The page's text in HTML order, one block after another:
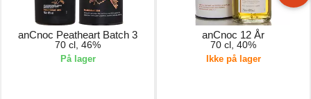
anCnoc Peatheart Batch 3
70 cl, 46%
På lager
anCnoc 12 År
70 cl, 40%
Ikke på lager